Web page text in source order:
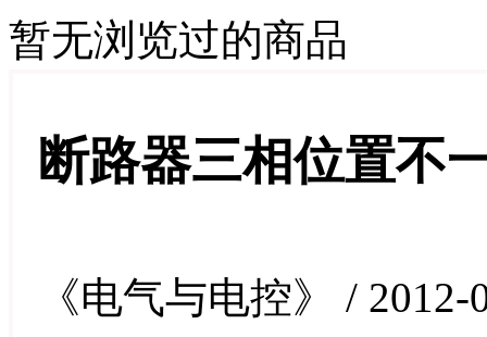
暂无浏览过的商品
断路器三相位置不
《电气与电控》 / 2012-